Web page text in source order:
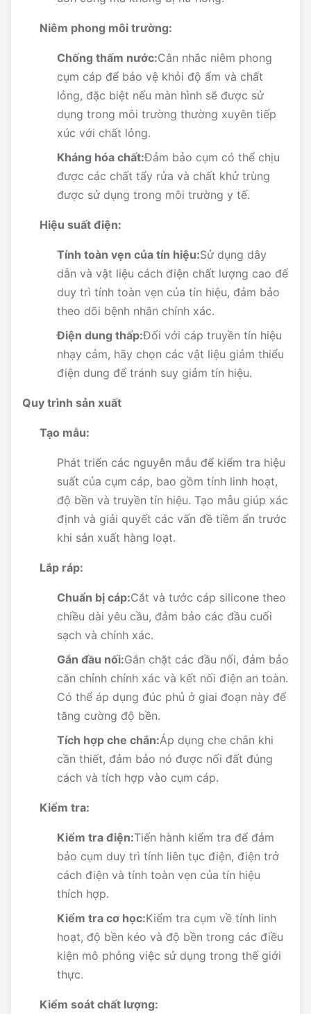
Niêm phong môi trường:
Chống thấm nước:Cân nhắc niêm phong
cụm cáp để bảo vệ khỏi độ ẩm và chất
lỏng, đặc biệt nếu màn hình sẽ được sử
dụng trong môi trường thường xuyên tiếp
xúc với chất lỏng.
Kháng hóa chất:Đảm bảo cụm có thể chịu
được các chất tẩy rửa và chất khử trùng
được sử dụng trong môi trường y tế.
Hiệu suất điện:
Tính toàn vẹn của tín hiệu:Sử dụng dây
dẫn và vật liệu cách điện chất lượng cao để
duy trì tính toàn vẹn của tín hiệu, đảm bảo
theo dõi bệnh nhân chính xác.
Điện dung thấp:Đối với cáp truyền tín hiệu
nhạy cảm, hãy chọn các vật liệu giảm thiểu
điện dung để tránh suy giảm tín hiệu.
Quy trình sản xuất
Tạo mẫu:
Phát triển các nguyên mẫu để kiểm tra hiệu
suất của cụm cáp, bao gồm tính linh hoạt,
độ bền và truyền tín hiệu. Tạo mẫu giúp xác
định và giải quyết các vấn đề tiềm ẩn trước
khi sản xuất hàng loạt.
Lắp ráp:
Chuẩn bị cáp:Cắt và tước cáp silicone theo
chiều dài yêu cầu, đảm bảo các đầu cuối
sạch và chính xác.
Gắn đầu nối:Gắn chặt các đầu nối, đảm bảo
căn chỉnh chính xác và kết nối điện an toàn.
Có thể áp dụng đúc phủ ở giai đoạn này để
tăng cường độ bền.
Tích hợp che chắn:Áp dụng che chắn khi
cần thiết, đảm bảo nó được nối đất đúng
cách và tích hợp vào cụm cáp.
Kiểm tra:
Kiểm tra điện:Tiến hành kiểm tra để đảm
bảo cụm duy trì tính liên tục điện, điện trở
cách điện và tính toàn vẹn của tín hiệu
thích hợp.
Kiểm tra cơ học:Kiểm tra cụm về tính linh
hoạt, độ bền kéo và độ bền trong các điều
kiện mô phỏng việc sử dụng trong thế giới
thực.
Kiểm soát chất lượng: